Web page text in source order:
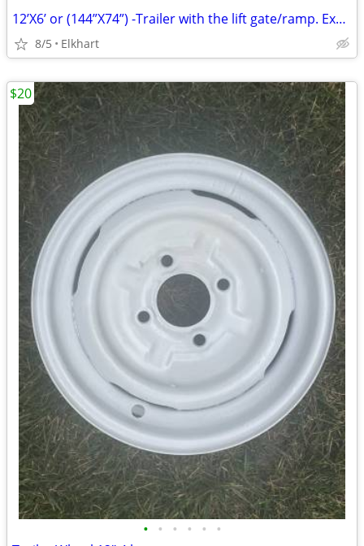
12’X6’ or (144”X74”) -Trailer with the lift gate/ramp. Excellent.
8/5 Elkhart
• • • • • •
$20